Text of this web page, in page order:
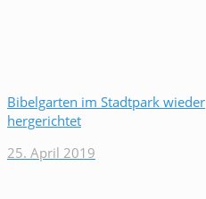
Bibelgarten im Stadtpark wieder
hergerichtet
25. April 2019